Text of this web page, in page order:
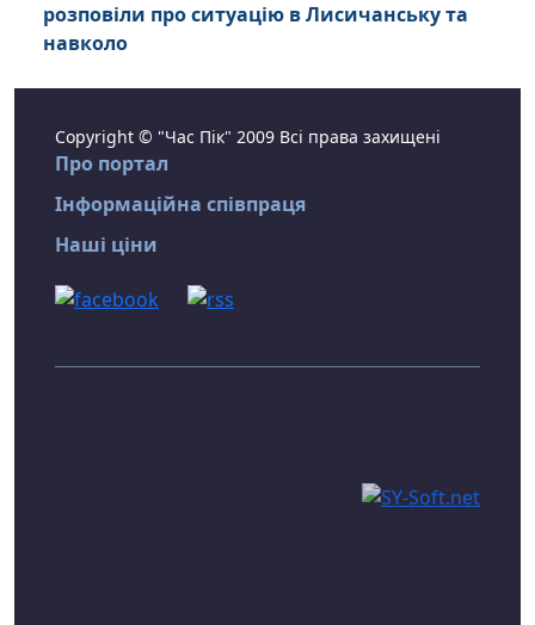
розповіли про ситуацію в Лисичанську та
навколо
Copyright © "Час Пік" 2009 Всі права захищені
Про портал
Інформаційна співпраця
Наші ціни